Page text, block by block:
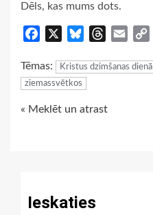
Dēls, kas mums dots.
Facebook BlueskyThreads
Email
Tēmas: Kristus dzimšanas dienā
ziemassvētkos
Continue
« Meklēt un atrast
Ieskaties